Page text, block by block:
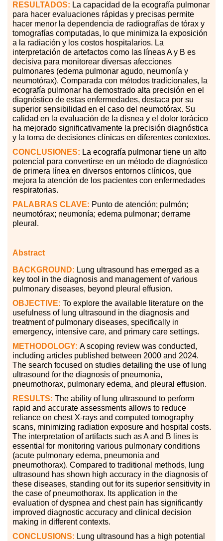
RESULTADOS: La capacidad de la ecografía pulmonar
para hacer evaluaciones rápidas y precisas permite
hacer menor la dependencia de radiografías de tórax y
tomografías computadas, lo que minimiza la exposición
a la radiación y los costos hospitalarios. La
interpretación de artefactos como las líneas A y B es
decisiva para monitorear diversas afecciones
pulmonares (edema pulmonar agudo, neumonía y
neumotórax). Comparada con métodos tradicionales, la
ecografía pulmonar ha demostrado alta precisión en el
diagnóstico de estas enfermedades, destaca por su
superior sensibilidad en el caso del neumotórax. Su
calidad en la evaluación de la disnea y el dolor torácico
ha mejorado significativamente la precisión diagnóstica
y la toma de decisiones clínicas en diferentes contextos.
CONCLUSIONES: La ecografía pulmonar tiene un alto
potencial para convertirse en un método de diagnóstico
de primera línea en diversos entornos clínicos, que
mejora la atención de los pacientes con enfermedades
respiratorias.
PALABRAS CLAVE: Punto de atención; pulmón;
neumotórax; neumonía; edema pulmonar; derrame
pleural.
Abstract
BACKGROUND: Lung ultrasound has emerged as a
key tool in the diagnosis and management of various
pulmonary diseases, beyond pleural effusion.
OBJECTIVE: To explore the available literature on the
usefulness of lung ultrasound in the diagnosis and
treatment of pulmonary diseases, specifically in
emergency, intensive care, and primary care settings.
METHODOLOGY: A scoping review was conducted,
including articles published between 2000 and 2024.
The search focused on studies detailing the use of lung
ultrasound for the diagnosis of pneumonia,
pneumothorax, pulmonary edema, and pleural effusion.
RESULTS: The ability of lung ultrasound to perform
rapid and accurate assessments allows to reduce
reliance on chest X-rays and computed tomography
scans, minimizing radiation exposure and hospital costs.
The interpretation of artifacts such as A and B lines is
essential for monitoring various pulmonary conditions
(acute pulmonary edema, pneumonia and
pneumothorax). Compared to traditional methods, lung
ultrasound has shown high accuracy in the diagnosis of
these diseases, standing out for its superior sensitivity in
the case of pneumothorax. Its application in the
evaluation of dyspnea and chest pain has significantly
improved diagnostic accuracy and clinical decision
making in different contexts.
CONCLUSIONS: Lung ultrasound has a high potential